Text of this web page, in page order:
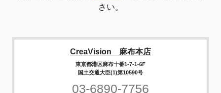
さい。
CreaVision 麻布本店
東京都港区麻布十番1-7-1-6F
国土交通大臣(1)第10590号
03-6890-7756